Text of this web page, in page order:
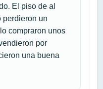
El piso de al
perdieron un
compraron unos
por
una buena